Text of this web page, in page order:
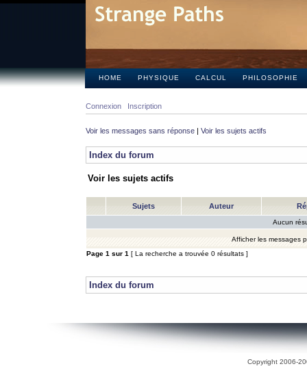
HOME PHYSIQUE CALCUL PHILOSOPHIE
Connexion Inscription
Voir les messages sans réponse | Voir les sujets actifs
Index du forum
Voir les sujets actifs
Sujets Auteur
Aucun
Afficher les messages
Page 1 sur 1 [ La recherche a trouvée 0 résultats ]
Index du forum
Copyright 2006-